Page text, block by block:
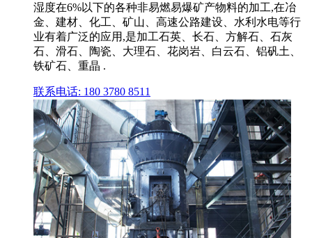
湿度在6%以下的各种非易燃易爆矿产物料的加工,在冶
金、建材、化工、矿山、高速公路建设、水利水电等行
业有着广泛的应用,是加工石英、长石、方解石、石灰
石、滑石、陶瓷、大理石、花岗岩、白云石、铝矾土、
铁矿石、重晶 .
联系电话: 180 3780 8511